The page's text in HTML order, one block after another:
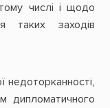
числі і щодо
таких заходів
недоторканності,
дипломатичного